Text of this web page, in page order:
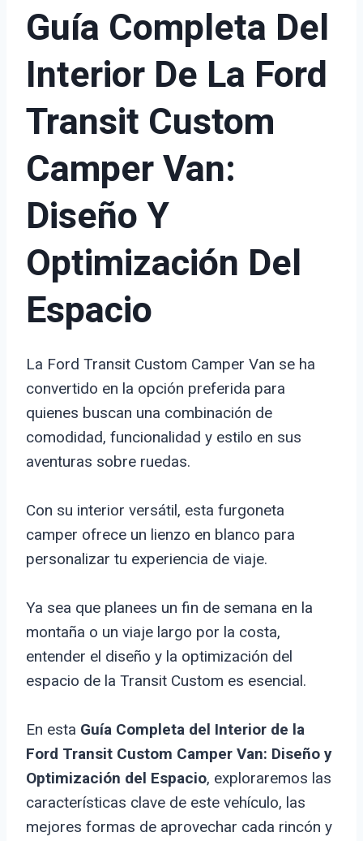
Guía Completa Del
Interior De La Ford
Transit Custom
Camper Van:
Diseño Y
Optimización Del
Espacio
La Ford Transit Custom Camper Van se ha
convertido en la opción preferida para
quienes buscan una combinación de
comodidad, funcionalidad y estilo en sus
aventuras sobre ruedas.
Con su interior versátil, esta furgoneta
camper ofrece un lienzo en blanco para
personalizar tu experiencia de viaje.
Ya sea que planees un fin de semana en la
montaña o un viaje largo por la costa,
entender el diseño y la optimización del
espacio de la Transit Custom es esencial.
En esta Guía Completa del Interior de la
Ford Transit Custom Camper Van: Diseño y
Optimización del Espacio, exploraremos las
características clave de este vehículo, las
mejores formas de aprovechar cada rincón y